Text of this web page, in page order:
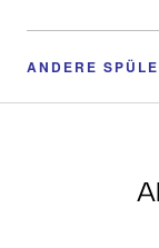
ANDERE